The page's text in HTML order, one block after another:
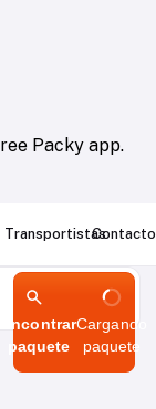
Packy app.
TransportistasContacto
Encontrar
paquete
Cargando
paquete